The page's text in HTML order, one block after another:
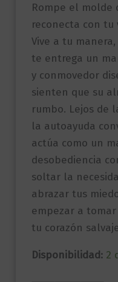
Rompe el molde
reconecta con tu
Vive a tu
te entrega un
y conmovedor
sienten que su
rumbo. Lejos de
la autoayuda
actúa como un
desobediencia
soltar la
abrazar tus
empezar a
tu corazón
Disponibilidad: 2